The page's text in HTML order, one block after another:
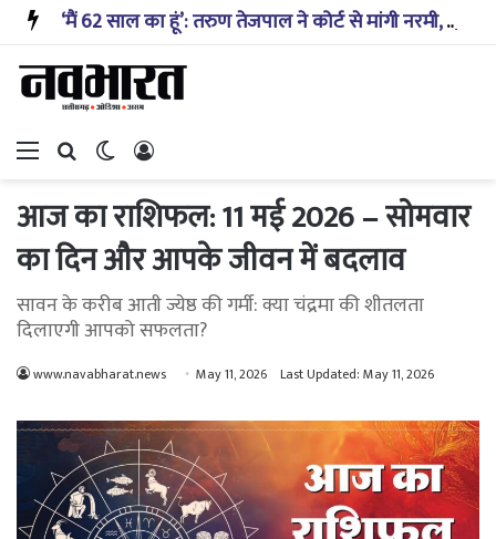
‘मैं 62 साल का हूं’: तरुण तेजपाल ने कोर्ट से मांगी नरमी, कहा- खुद को पीड़ित मानता हूं; सरकार ने क्या रखी मांग?
Menu Search forSwitch skin
आज का राशिफल: 11 मई 2026 – सोमवार
का दिन और आपके जीवन में बदलाव
सावन के करीब आती ज्येष्ठ की गर्मी: क्या चंद्रमा की शीतलता
दिलाएगी आपको सफलता?
www.navabharat.news May 11, 2026 Last Updated: May 11, 2026